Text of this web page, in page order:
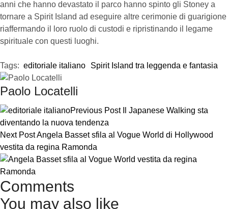
anni che hanno devastato il parco hanno spinto gli Stoney a
tornare a Spirit Island ad eseguire altre cerimonie di guarigione
riaffermando il loro ruolo di custodi e ripristinando il legame
spirituale con questi luoghi.
Tags: editoriale italiano Spirit Island tra leggenda e fantasia
Paolo Locatelli
Previous Post
Il Japanese Walking sta
diventando la nuova tendenza
Next PostAngela Basset sfila al Vogue World di Hollywood
vestita da regina Ramonda
Comments
You may also like